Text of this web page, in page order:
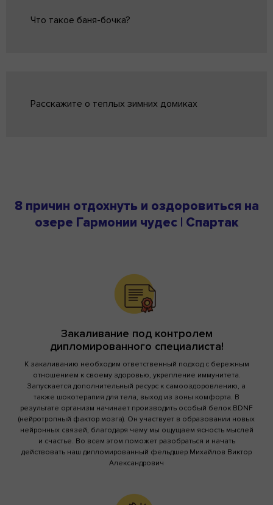
Что такое баня-бочка?
Расскажите о теплых зимних домиках
8 причин отдохнуть и оздоровиться на
озере Гармонии чудес | Спартак
Закаливание под контролем
дипломированного специалиста!
К закаливанию необходим ответственный подход с бережным
отношением к своему здоровью, укрепление иммунитета.
Запускается дополнительный ресурс к самооздоровлению, а
также шокотерапия для тела, выход из зоны комфорта. В
результате организм начинает производить особый белок BDNF
(нейротропный фактор мозга). Он участвует в образовании новых
нейронных связей, благодаря чему мы ощущаем ясность мыслей
и счастье. Во всем этом поможет разобраться и начать
действовать наш дипломированный фельдшер Михайлов Виктор
Александрович